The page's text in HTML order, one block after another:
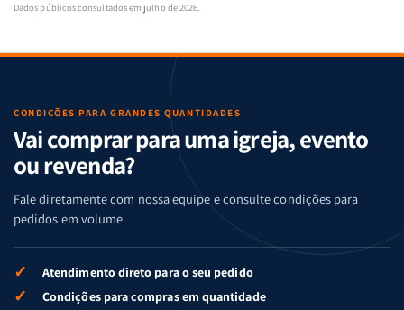
Dados públicos consultados em julho de 2026.
CONDIÇÕES PARA GRANDES QUANTIDADES
Vai comprar para uma igreja, evento
ou revenda?
Fale diretamente com nossa equipe e consulte condições para
pedidos em volume.
✓ Atendimento direto para o seu pedido
✓ Condições para compras em quantidade